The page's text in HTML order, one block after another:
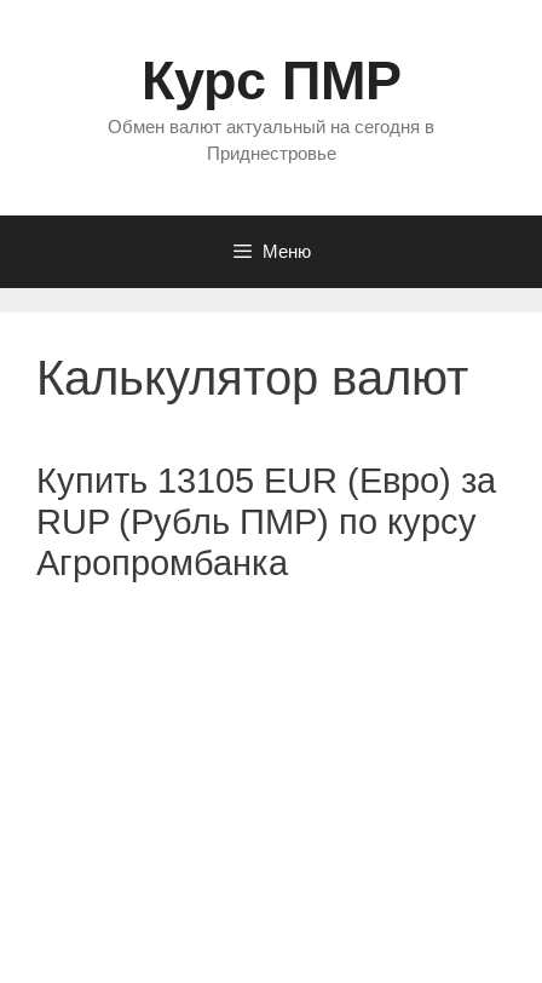
Курс ПМР
Обмен валют актуальный на сегодня в
Приднестровье
Меню
Калькулятор валют
Купить 13105 EUR (Евро) за
RUP (Рубль ПМР) по курсу
Агропромбанка